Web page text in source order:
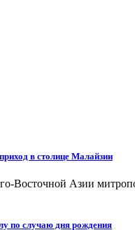
в столице Малайзии
Восточной Азии
по случаю дня рождения